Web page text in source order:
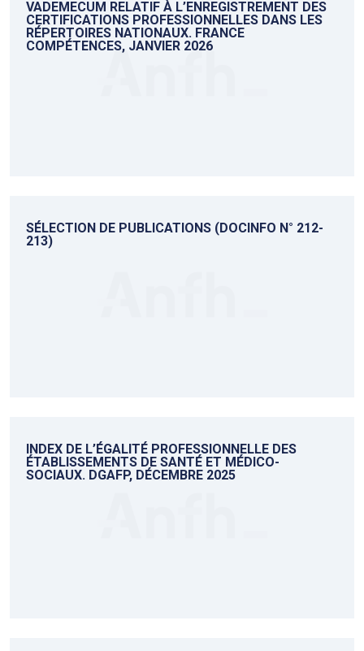
VADEMECUM RELATIF À L’ENREGISTREMENT DES
CERTIFICATIONS PROFESSIONNELLES DANS LES
RÉPERTOIRES NATIONAUX. FRANCE
COMPÉTENCES, JANVIER 2026
SÉLECTION DE PUBLICATIONS (DOCINFO N° 212-
213)
INDEX DE L’ÉGALITÉ PROFESSIONNELLE DES
ÉTABLISSEMENTS DE SANTÉ ET MÉDICO-
SOCIAUX. DGAFP, DÉCEMBRE 2025